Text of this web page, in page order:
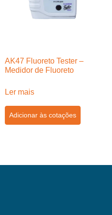
AK47 Fluoreto Tester –
Medidor de Fluoreto
Ler mais
Adicionar às cotações